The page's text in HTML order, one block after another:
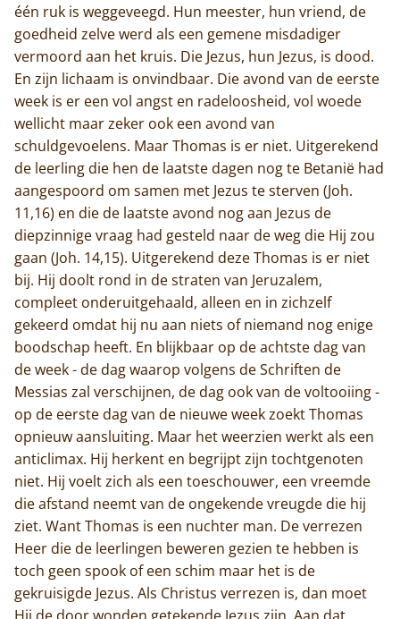
één ruk is weggeveegd. Hun meester, hun vriend, de
goedheid zelve werd als een gemene misdadiger
vermoord aan het kruis. Die Jezus, hun Jezus, is dood.
En zijn lichaam is onvindbaar. Die avond van de eerste
week is er een vol angst en radeloosheid, vol woede
wellicht maar zeker ook een avond van
schuldgevoelens. Maar Thomas is er niet. Uitgerekend
de leerling die hen de laatste dagen nog te Betanië had
aangespoord om samen met Jezus te sterven (Joh.
11,16) en die de laatste avond nog aan Jezus de
diepzinnige vraag had gesteld naar de weg die Hij zou
gaan (Joh. 14,15). Uitgerekend deze Thomas is er niet
bij. Hij doolt rond in de straten van Jeruzalem,
compleet onderuitgehaald, alleen en in zichzelf
gekeerd omdat hij nu aan niets of niemand nog enige
boodschap heeft. En blijkbaar op de achtste dag van
de week - de dag waarop volgens de Schriften de
Messias zal verschijnen, de dag ook van de voltooiing -
op de eerste dag van de nieuwe week zoekt Thomas
opnieuw aansluiting. Maar het weerzien werkt als een
anticlimax. Hij herkent en begrijpt zijn tochtgenoten
niet. Hij voelt zich als een toeschouwer, een vreemde
die afstand neemt van de ongekende vreugde die hij
ziet. Want Thomas is een nuchter man. De verrezen
Heer die de leerlingen beweren gezien te hebben is
toch geen spook of een schim maar het is de
gekruisigde Jezus. Als Christus verrezen is, dan moet